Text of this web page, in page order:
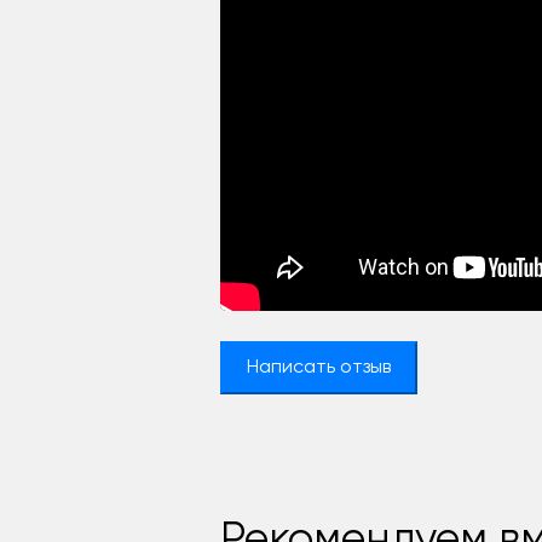
Написать отзыв